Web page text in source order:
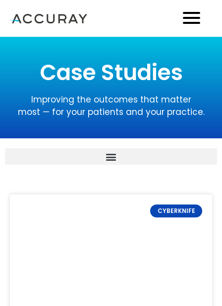
Case Studies
Improving the outcomes that matter
most — for your patients and your practice.
CYBERKNIFE